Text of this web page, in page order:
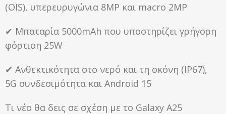
(OIS), υπερευρυγώνια 8MP και macro 2MP
✔ Μπαταρία 5000mAh που υποστηρίζει γρήγορη
φόρτιση 25W
✔ Ανθεκτικότητα στο νερό και τη σκόνη (IP67),
5G συνδεσιμότητα και Android 15
Τι νέο θα δεις σε σχέση με το Galaxy A25